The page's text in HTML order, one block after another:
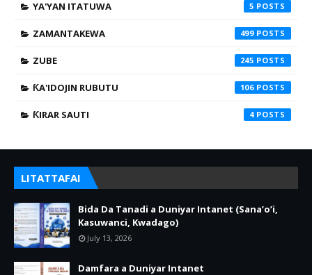
YA'YAN ITATUWA 5
ZAMANTAKEWA 499
ZUBE 245
ƘA'IDOJIN RUBUTU 106
ƘIRAR SAUTI 4
LITATTAFAI
Bida Da Tanadi a Duniyar Intanet (Sana’o’i,
Kasuwanci, Kwadago)
July 13, 2026
Damfara a Duniyar Intanet